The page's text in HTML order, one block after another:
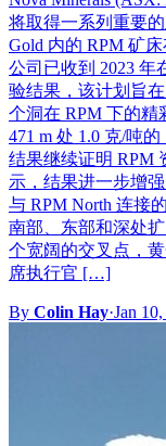
将取得一系列重要
Gold 内的 RPM 矿
公司已收到 2023 年
验结果，该计划旨
个洞在 RPM 下的精
471 m 处 1.0 克/吨
结果继续证明 RPM
示，结果进一步增
与 RPM North 连接
南部、东部和深处
个宽阔的交叉点，
席执行官 […]
By Colin Hay·Jan